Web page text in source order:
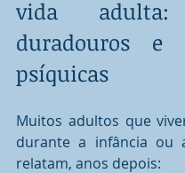
vida adulta:
duradouros e
psíquicas
Muitos adultos que
durante a infância ou
relatam, anos depois: